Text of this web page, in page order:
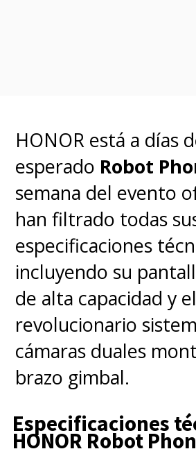
HONOR está a días
esperado Robot
semana del evento
han filtrado todas
especificaciones
incluyendo su
de alta capacidad y el
revolucionario
cámaras duales
brazo gimbal.
Especificaciones
HONOR Robot